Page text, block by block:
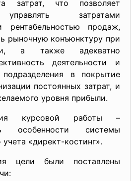
затрат, что позволяет
затратами
рентабельностью продаж,
рыночную конъюнктуру при
а также адекватно
деятельности и
в покрытие
постоянных затрат, и
уровня прибыли.
курсовой работы –
особенности системы
учета «директ-костинг».
цели были поставлены